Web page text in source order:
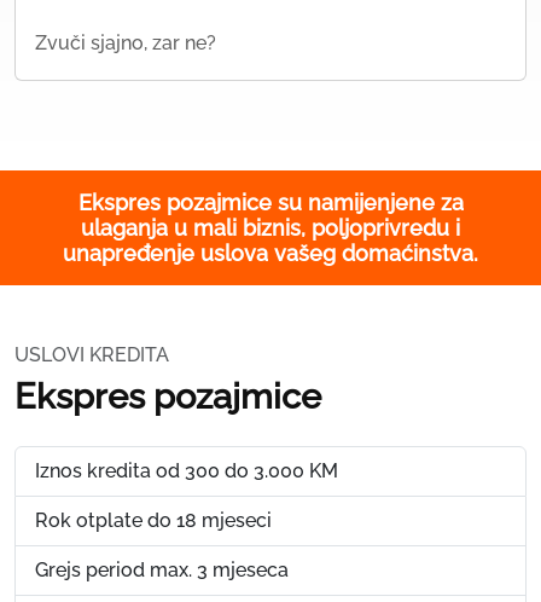
Zvuči sjajno, zar ne?
Ekspres pozajmice su namijenjene za
ulaganja u mali biznis, poljoprivredu i
unapređenje uslova vašeg domaćinstva.
USLOVI KREDITA
Ekspres pozajmice
Iznos kredita od 300 do 3.000 KM
Rok otplate do 18 mjeseci
Grejs period max. 3 mjeseca